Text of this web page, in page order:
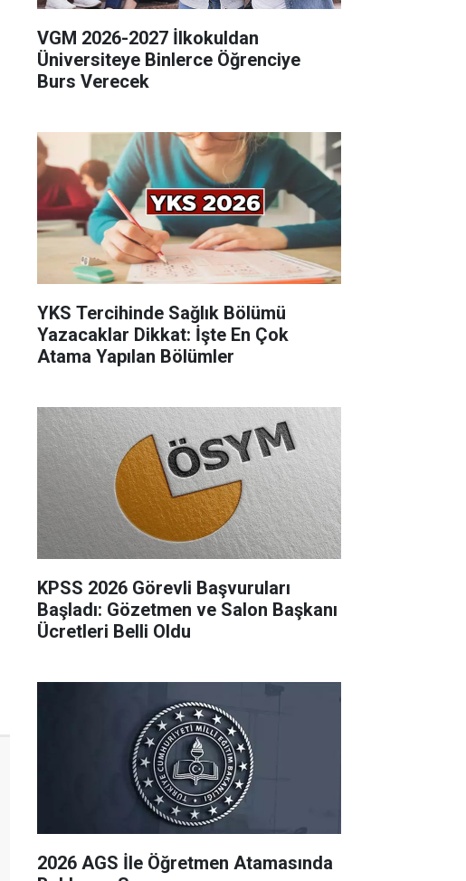
VGM 2026-2027 İlkokuldan
Üniversiteye Binlerce Öğrenciye
Burs Verecek
YKS Tercihinde Sağlık Bölümü
Yazacaklar Dikkat: İşte En Çok
Atama Yapılan Bölümler
KPSS 2026 Görevli Başvuruları
Başladı: Gözetmen ve Salon Başkanı
Ücretleri Belli Oldu
2026 AGS İle Öğretmen Atamasında